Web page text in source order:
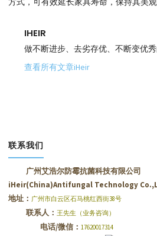
方式，可有效延长家具寿命，保持其美观
IHEIR
做不断进步、去劣存优、不断变优
查看所有文章iHeir
联系我们
广州艾浩尔防霉抗菌科技有限公司
iHeir(China)Antifungal Technology
地址： 广州市白云区石马桃红西街38号
联系人： 王先生（业务咨询）
电话/微信： 17620017314